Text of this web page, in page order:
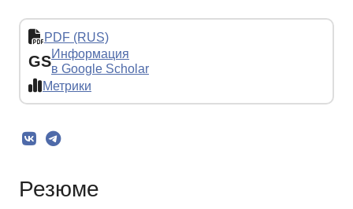
PDF (RUS)
GSИнформация
в Google Scholar
Метрики
Резюме